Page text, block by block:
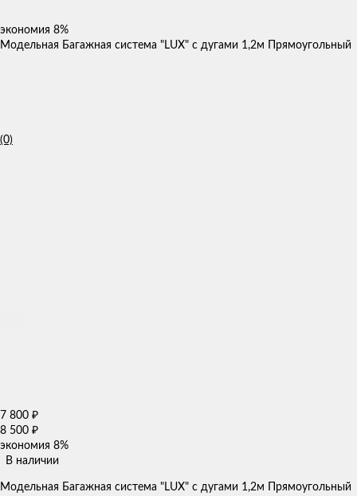
экономия 8%
Модельная Багажная система "LUX" с дугами 1,2м Прямоугольный
(0)
7 800 ₽
8 500 ₽
экономия 8%
В наличии
Модельная Багажная система "LUX" с дугами 1,2м Прямоугольный